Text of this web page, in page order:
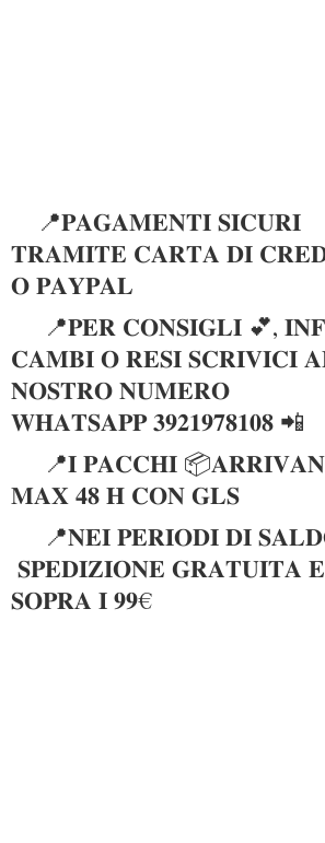
📍𝐏𝐀𝐆𝐀𝐌𝐄𝐍𝐓𝐈 𝐒𝐈𝐂𝐔𝐑𝐈
𝐓𝐑𝐀𝐌𝐈𝐓𝐄 𝐂𝐀𝐑𝐓𝐀 𝐃𝐈
𝐎 𝐏𝐀𝐘𝐏𝐀𝐋
📍𝐏𝐄𝐑 𝐂𝐎𝐍𝐒𝐈𝐆𝐋𝐈 💕,
𝐂𝐀𝐌𝐁𝐈 𝐎 𝐑𝐄𝐒𝐈 𝐒𝐂𝐑𝐈𝐕𝐈𝐂𝐈
𝐍𝐎𝐒𝐓𝐑𝐎 𝐍𝐔𝐌𝐄𝐑𝐎
𝐖𝐇𝐀𝐓𝐒𝐀𝐏𝐏 𝟑𝟗𝟐𝟏𝟗𝟕𝟖𝟏𝟎𝟖 📲
📍𝐈 𝐏𝐀𝐂𝐂𝐇𝐈
𝐌𝐀𝐗 𝟒𝟖 𝐇 𝐂𝐎𝐍 𝐆𝐋𝐒
📍𝐍𝐄𝐈 𝐏𝐄𝐑𝐈𝐎𝐃𝐈 𝐃𝐈
𝐒𝐏𝐄𝐃𝐈𝐙𝐈𝐎𝐍𝐄 𝐆𝐑𝐀𝐓𝐔𝐈𝐓𝐀
𝐒𝐎𝐏𝐑𝐀 𝐈 𝟗𝟗€